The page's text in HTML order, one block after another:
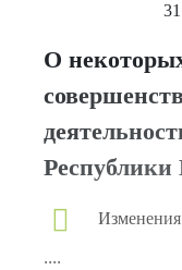
О
Республики
....